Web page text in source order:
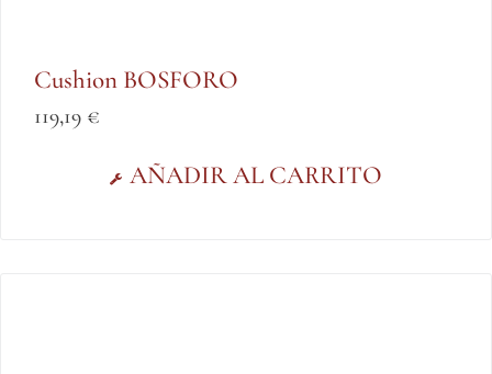
Cushion BOSFORO
119,19 €
AÑADIR AL CARRITO